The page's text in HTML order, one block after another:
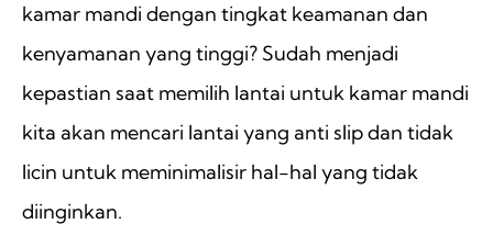
kamar mandi dengan tingkat keamanan dan
kenyamanan yang tinggi? Sudah menjadi
kepastian saat memilih lantai untuk kamar mandi
kita akan mencari lantai yang anti slip dan tidak
licin untuk meminimalisir hal-hal yang tidak
diinginkan.